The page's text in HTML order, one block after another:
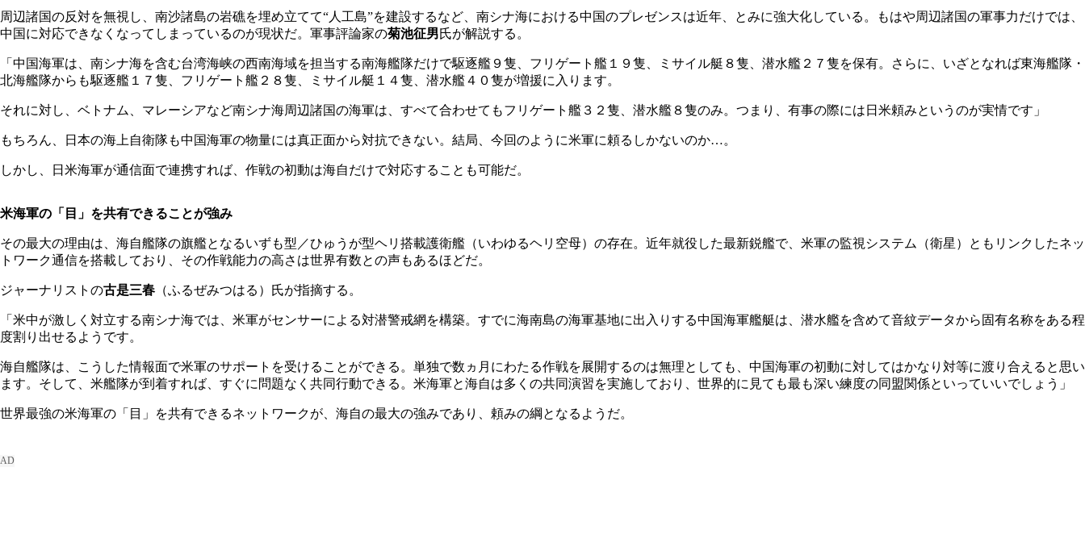
周辺諸国の反対を無視し、南沙諸島の岩礁を埋め立てて“人工島”を建設するなど、南シナ海における中国のプレゼンスは近年、とみに強大化している。もはや周辺諸国の軍事力だけでは、
中国に対応できなくなってしまっているのが現状だ。軍事評論家の菊池征男氏が解説する。
「中国海軍は、南シナ海を含む台湾海峡の西南海域を担当する南海艦隊だけで駆逐艦９隻、フリゲート艦１９隻、ミサイル艇８隻、潜水艦２７隻を保有。さらに、いざとなれば東海艦隊・
北海艦隊からも駆逐艦１７隻、フリゲート艦２８隻、ミサイル艇１４隻、潜水艦４０隻が増援に入ります。
それに対し、ベトナム、マレーシアなど南シナ海周辺諸国の海軍は、すべて合わせてもフリゲート艦３２隻、潜水艦８隻のみ。つまり、有事の際には日米頼みというのが実情です」
もちろん、日本の海上自衛隊も中国海軍の物量には真正面から対抗できない。結局、今回のように米軍に頼るしかないのか…。
しかし、日米海軍が通信面で連携すれば、作戦の初動は海自だけで対応することも可能だ。
米海軍の「目」を共有できることが強み
その最大の理由は、海自艦隊の旗艦となるいずも型／ひゅうが型ヘリ搭載護衛艦（いわゆるヘリ空母）の存在。近年就役した最新鋭艦で、米軍の監視システム（衛星）ともリンクしたネッ
トワーク通信を搭載しており、その作戦能力の高さは世界有数との声もあるほどだ。
ジャーナリストの古是三春 （ふるぜみつはる）氏が指摘する。
「米中が激しく対立する南シナ海では、米軍がセンサーによる対潜警戒網を構築。すでに海南島の海軍基地に出入りする中国海軍艦艇は、潜水艦を含めて音紋データから固有名称をある程
度割り出せるようです。
海自艦隊は、こうした情報面で米軍のサポートを受けることができる。単独で数ヵ月にわたる作戦を展開するのは無理としても、中国海軍の初動に対してはかなり対等に渡り合えると思い
ます。そして、米艦隊が到着すれば、すぐに問題なく共同行動できる。米海軍と海自は多くの共同演習を実施しており、世界的に見ても最も深い練度の同盟関係といっていいでしょう」
世界最強の米海軍の「目」を共有できるネットワークが、海自の最大の強みであり、頼みの綱となるようだ。